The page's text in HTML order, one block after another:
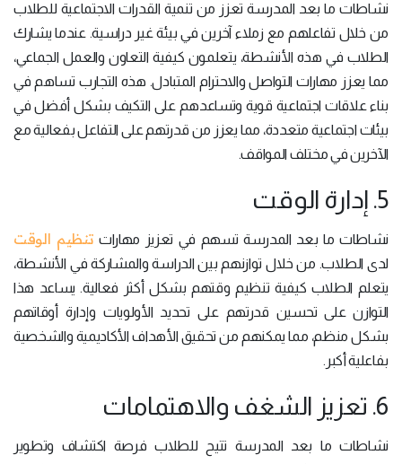
نشاطات ما بعد المدرسة تعزز من تنمية القدرات الاجتماعية للطلاب
من خلال تفاعلهم مع زملاء آخرين في بيئة غير دراسية. عندما يشارك
الطلاب في هذه الأنشطة، يتعلمون كيفية التعاون والعمل الجماعي،
مما يعزز مهارات التواصل والاحترام المتبادل. هذه التجارب تساهم في
بناء علاقات اجتماعية قوية وتساعدهم على التكيف بشكل أفضل في
بيئات اجتماعية متعددة، مما يعزز من قدرتهم على التفاعل بفعالية مع
الآخرين في مختلف المواقف.
5. إدارة الوقت
نشاطات ما بعد المدرسة تسهم في تعزيز مهارات تنظيم الوقت
لدى الطلاب. من خلال توازنهم بين الدراسة والمشاركة في الأنشطة،
يتعلم الطلاب كيفية تنظيم وقتهم بشكل أكثر فعالية. يساعد هذا
التوازن على تحسين قدرتهم على تحديد الأولويات وإدارة أوقاتهم
بشكل منظم، مما يمكنهم من تحقيق الأهداف الأكاديمية والشخصية
بفاعلية أكبر.
6. تعزيز الشغف والاهتمامات
نشاطات ما بعد المدرسة تتيح للطلاب فرصة اكتشاف وتطوير